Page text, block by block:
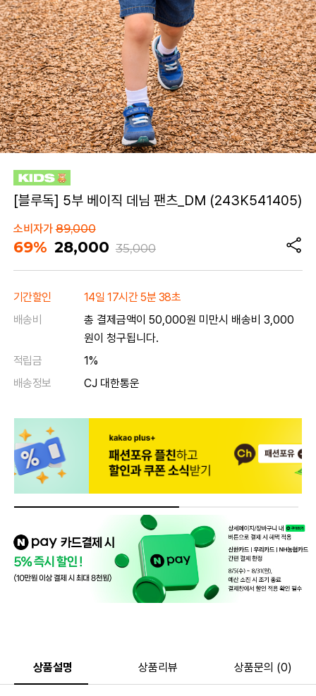
[블루독] 5부 베이직 데님 팬츠_DM (243K541405)
소비자가89,000
69% 28,000 35,000
기간할인
14일 17시간 5분 38초
배송비
총 결제금액이 50,000원 미만시 배송비 3,000
원이 청구됩니다.
적립금
1%
배송정보
CJ 대한통운
상품설명 상품리뷰 상품문의 (0)